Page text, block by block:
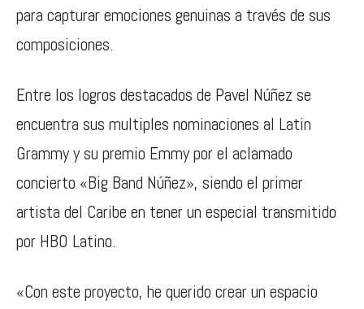
para capturar emociones genuinas a través de sus
composiciones.
Entre los logros destacados de Pavel Núñez se
encuentra sus multiples nominaciones al Latin
Grammy y su premio Emmy por el aclamado
concierto «Big Band Núñez», siendo el primer
artista del Caribe en tener un especial transmitido
por HBO Latino.
«Con este proyecto, he querido crear un espacio